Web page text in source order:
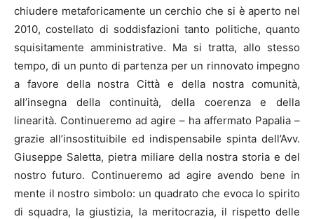
chiudere metaforicamente un cerchio che si è aperto nel
2010, costellato di soddisfazioni tanto politiche, quanto
squisitamente amministrative. Ma si tratta, allo stesso
tempo, di un punto di partenza per un rinnovato impegno
a favore della nostra Città e della nostra comunità,
all’insegna della continuità, della coerenza e della
linearità. Continueremo ad agire – ha affermato Papalia –
grazie all’insostituibile ed indispensabile spinta dell’Avv.
Giuseppe Saletta, pietra miliare della nostra storia e del
nostro futuro. Continueremo ad agire avendo bene in
mente il nostro simbolo: un quadrato che evoca lo spirito
di squadra, la giustizia, la meritocrazia, il rispetto delle